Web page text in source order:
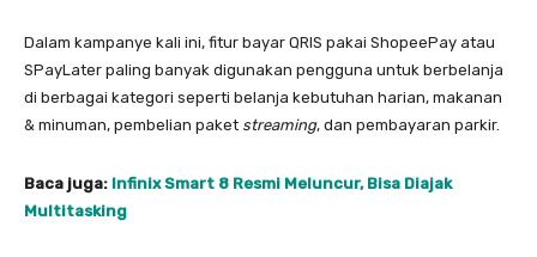
Dalam kampanye kali ini, fitur bayar QRIS pakai ShopeePay atau
SPayLater paling banyak digunakan pengguna untuk berbelanja
di berbagai kategori seperti belanja kebutuhan harian, makanan
& minuman, pembelian paket streaming, dan pembayaran parkir.
Baca juga: Infinix Smart 8 Resmi Meluncur, Bisa Diajak
Multitasking